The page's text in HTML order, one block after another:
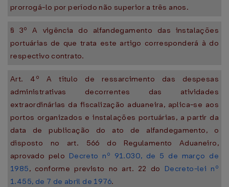
prorrogá-lo por período não superior a três anos.
§ 3º A vigência do alfandegamento das instalações
portuárias de que trata este artigo corresponderá à do
respectivo contrato.
Art. 4º A título de ressarcimento das despesas
administrativas decorrentes das atividades
extraordinárias da fiscalização aduaneira, aplica-se aos
portos organizados e instalações portuárias, a partir da
data de publicação do ato de alfandegamento, o
disposto no art. 566 do Regulamento Aduaneiro,
aprovado pelo Decreto nº 91.030, de 5 de março de
1985, conforme previsto no art. 22 do Decreto-lei nº
1.455, de 7 de abril de 1976.